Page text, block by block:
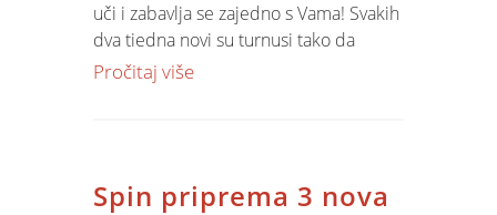
uči i zabavlja se zajedno s Vama! Svakih
dva tjedna novi su turnusi tako da
ukoliko ne stignete u grupu 28.06,
Pročitaj više
Spin priprema 3 nova